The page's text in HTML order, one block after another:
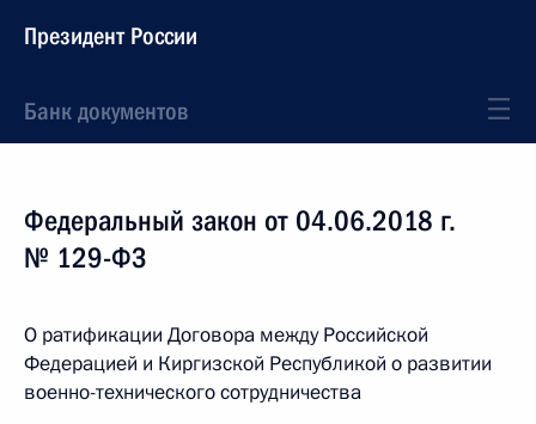
Президент России
Банк документов
Федеральный закон от 04.06.2018 г.
№ 129-ФЗ
О ратификации Договора между Российской
Федерацией и Киргизской Республикой о развитии
военно-технического сотрудничества